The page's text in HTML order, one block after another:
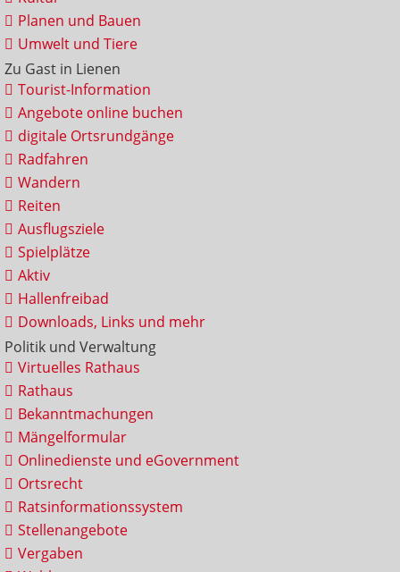
Planen und Bauen
Umwelt und Tiere
Zu Gast in Lienen
Tourist-Information
Angebote online buchen
digitale Ortsrundgänge
Radfahren
Wandern
Reiten
Ausflugsziele
Spielplätze
Aktiv
Hallenfreibad
Downloads, Links und mehr
Politik und Verwaltung
Virtuelles Rathaus
Rathaus
Bekanntmachungen
Mängelformular
Onlinedienste und eGovernment
Ortsrecht
Ratsinformationssystem
Stellenangebote
Vergaben